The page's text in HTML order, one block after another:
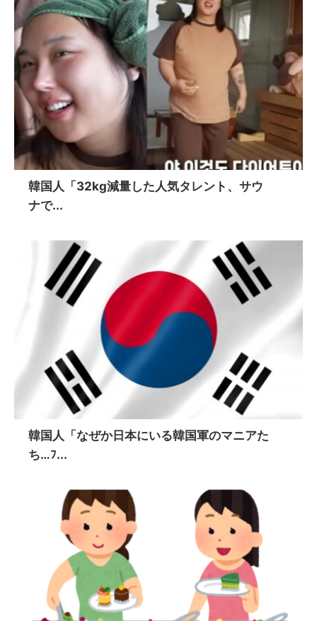
韓国人「32kg減量した人気タレント、サウ
ナで...
韓国人「なぜか日本にいる韓国軍のマニアた
ち…ﾌ...